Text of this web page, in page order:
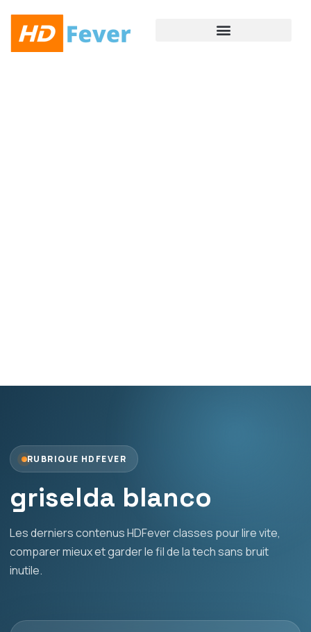
RUBRIQUE HDFEVER
griselda blanco
Les derniers contenus HDFever classes pour lire vite,
comparer mieux et garder le fil de la tech sans bruit
inutile.